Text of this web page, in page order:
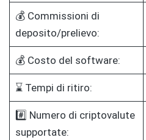
💰 Commissioni di
deposito/prelievo:
💰 Costo del software:
⌛ Tempi di ritiro:
#️⃣ Numero di criptovalute
supportate: